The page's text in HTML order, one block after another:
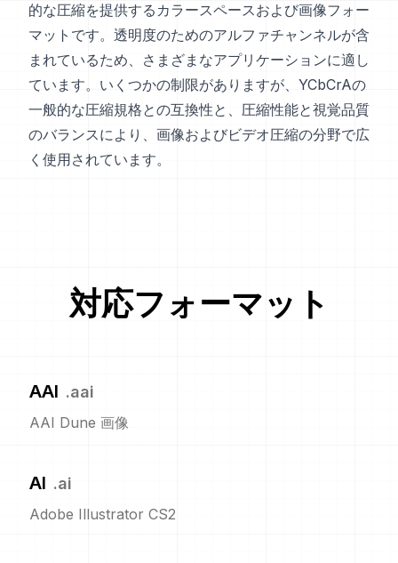
的な圧縮を提供するカラースペースおよび画像フォー
マットです。透明度のためのアルファチャンネルが含
まれているため、さまざまなアプリケーションに適し
ています。いくつかの制限がありますが、YCbCrAの
一般的な圧縮規格との互換性と、圧縮性能と視覚品質
のバランスにより、画像およびビデオ圧縮の分野で広
く使用されています。
対応フォーマット
AAI .aai
AAI Dune 画像
AI .ai
Adobe Illustrator CS2